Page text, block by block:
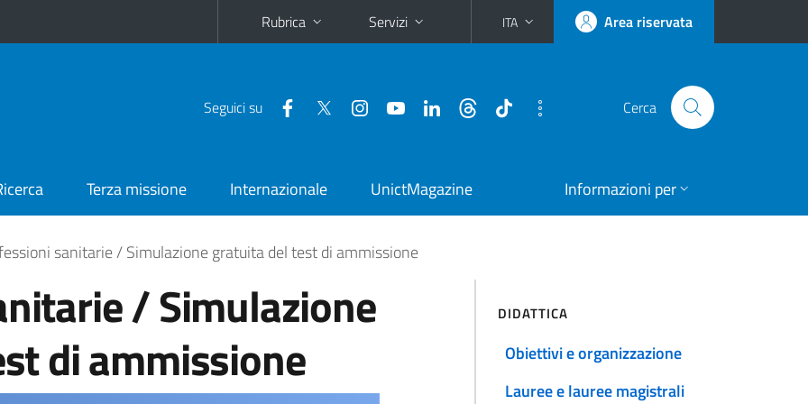
Rubrica Servizi ITA Area riservata
Seguici su Cerca
Terza missione Internazionale UnictMagazine Informazioni per
sanitarie / Simulazione gratuita del test di ammissione
/ Simulazione
di ammissione
DIDATTICA
Obiettivi e organizzazione
Lauree e lauree magistrali